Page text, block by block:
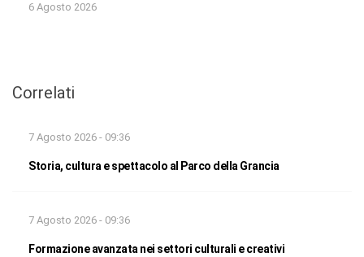
6 Agosto 2026
Correlati
7 Agosto 2026 - 09:36
Storia, cultura e spettacolo al Parco della Grancia
7 Agosto 2026 - 09:36
Formazione avanzata nei settori culturali e creativi